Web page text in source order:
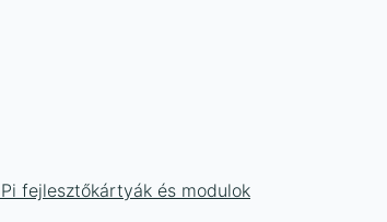
fejlesztőkártyák és modulok